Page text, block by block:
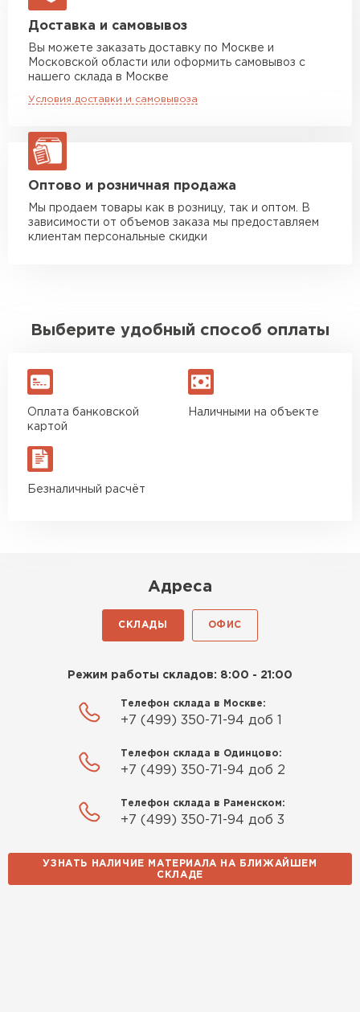
Машина до 20 тн до 80 м3
Манипулятор до 5 тн
макс. длина груза 6 м
от 7 000 руб
макс. длина груза 8 м
Манипулятор до 20 тн
макс. длина груза 13,5 м
ЗАКАЗАТЬ С ДОСТАВКОЙ
Доставка и самовывоз
Вы можете заказать доставку по Москве и
Московской области или оформить самовывоз с
нашего склада в Москве
Условия доставки и самовывоза
Оптово и розничная продажа
Мы продаем товары как в розницу, так и оптом. В
зависимости от объемов заказа мы предоставляем
клиентам персональные скидки
Выберите удобный способ оплаты
Оплата банковской
картой
Наличными на объекте
Безналичный расчёт
Адреса
СКЛАДЫ ОФИС
Режим работы складов: 8:00 - 21:00
Телефон склада в Москве:
+7 (499) 350-71-94 доб 1
Телефон склада в Одинцово:
+7 (499) 350-71-94 доб 2
Телефон склада в Раменском:
+7 (499) 350-71-94 доб 3
УЗНАТЬ НАЛИЧИЕ МАТЕРИАЛА НА БЛИЖАЙШЕМ
СКЛАДЕ